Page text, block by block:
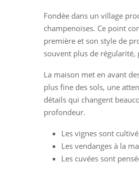
Fondée dans un village
champenoises. Ce point
première et son style de
souvent plus de régularité,
La maison met en avant
plus fine des sols, une
détails qui changent
profondeur.
Les vignes sont
Les vendanges à la
Les cuvées sont